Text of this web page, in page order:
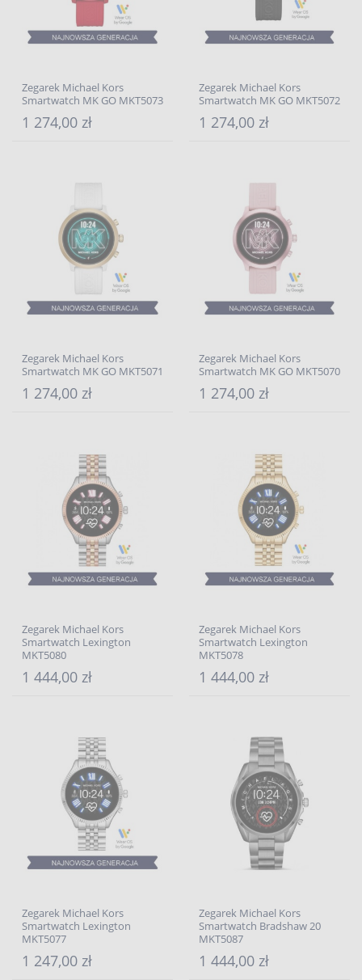
Zegarek Michael Kors
Smartwatch MK GO MKT5073
1 274,00 zł
Zegarek Michael Kors
Smartwatch MK GO MKT5072
1 274,00 zł
Zegarek Michael Kors
Smartwatch MK GO MKT5071
1 274,00 zł
Zegarek Michael Kors
Smartwatch MK GO MKT5070
1 274,00 zł
Zegarek Michael Kors
Smartwatch Lexington
MKT5080
1 444,00 zł
Zegarek Michael Kors
Smartwatch Lexington
MKT5078
1 444,00 zł
Zegarek Michael Kors
Smartwatch Lexington
MKT5077
1 247,00 zł
Zegarek Michael Kors
Smartwatch Bradshaw 20
MKT5087
1 444,00 zł